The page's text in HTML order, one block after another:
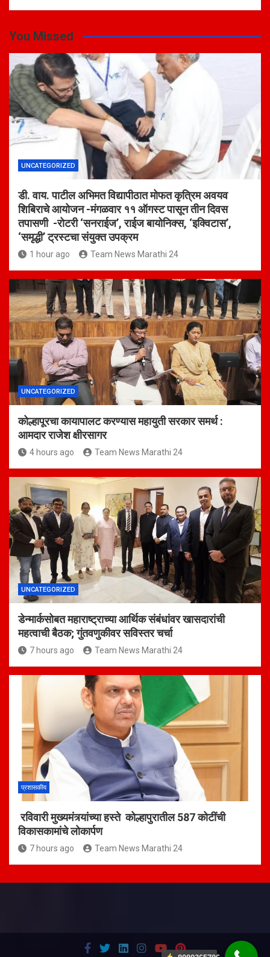
You Missed
UNCATEGORIZED
डी. वाय. पाटील अभिमत विद्यापीठात मोफत कृत्रिम अवयव
शिबिराचे आयोजन -मंगळवार ११ ऑगस्ट पासून तीन दिवस
तपासणी -रोटरी ‘सनराईज’, राईज बायोनिक्स, ‘इक्विटास’,
‘समृद्धी’ ट्रस्टचा संयुक्त उपक्रम
1 hour ago Team News Marathi 24
UNCATEGORIZED
कोल्हापूरचा कायापालट करण्यास महायुती सरकार समर्थ :
आमदार राजेश क्षीरसागर
4 hours ago Team News Marathi 24
UNCATEGORIZED
डेन्मार्कसोबत महाराष्ट्राच्या आर्थिक संबंधांवर खासदारांची
महत्वाची बैठक; गुंतवणुकीवर सविस्तर चर्चा
7 hours ago Team News Marathi 24
प्रशासकीय
रविवारी मुख्यमंत्र्यांच्या हस्ते कोल्हापुरातील 587 कोटींची
विकासकामांचे लोकार्पण
7 hours ago Team News Marathi 24